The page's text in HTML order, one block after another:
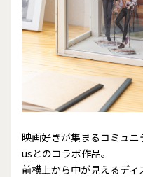
映画好きが集まるコミュ
usとのコラボ作品。
前横上から中が見えるディ